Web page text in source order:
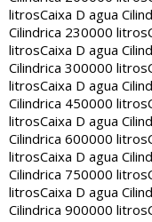
litrosCaixa D agua
Cilindrica 230000 litros
litrosCaixa D agua
Cilindrica 300000 litros
litrosCaixa D agua
Cilindrica 450000 litros
litrosCaixa D agua
Cilindrica 600000 litros
litrosCaixa D agua
Cilindrica 750000 litros
litrosCaixa D agua
Cilindrica 900000 litros